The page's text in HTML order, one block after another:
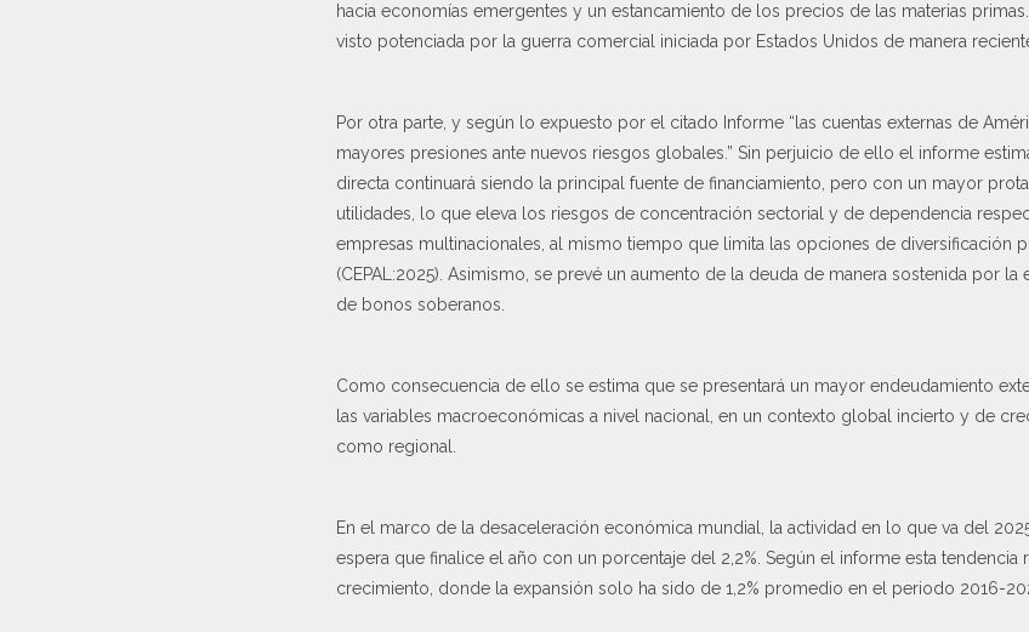
hacia economías emergentes y un estancamiento de los precios de las materias
visto potenciada por la guerra comercial iniciada por Estados Unidos de manera
Por otra parte, y según lo expuesto por el citado Informe “las cuentas externas de
mayores presiones ante nuevos riesgos globales.” Sin perjuicio de ello el informe
directa continuará siendo la principal fuente de financiamiento, pero con un mayor
utilidades, lo que eleva los riesgos de concentración sectorial y de dependencia
empresas multinacionales, al mismo tiempo que limita las opciones de diversificación
(CEPAL:2025). Asimismo, se prevé un aumento de la deuda de manera sostenida por la
de bonos soberanos.
Como consecuencia de ello se estima que se presentará un mayor endeudamiento
las variables macroeconómicas a nivel nacional, en un contexto global incierto y de
como regional.
En el marco de la desaceleración económica mundial, la actividad en lo que va del
espera que finalice el año con un porcentaje del 2,2%. Según el informe esta tendencia
crecimiento, donde la expansión solo ha sido de 1,2% promedio en el periodo 2016-